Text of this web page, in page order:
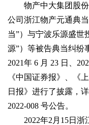
物产中大集团股份
公司浙江物产元通典
当”）与宁波乐源盛世
源”）等被告典当纠纷
2021年 6 月 23 日、
《中国证券报》、《
日报》进行了披露，详
2022-008 号公告。
2022年2月15日浙